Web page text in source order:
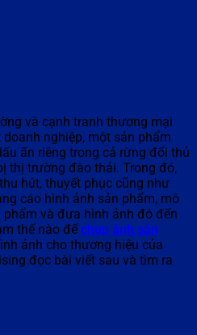
và cạnh tranh thương mại
nghiệp, một sản phẩm
ấn riêng trong cả rừng đổi thủ
thị trường đào thải. Trong đó,
hút, thuyết phục cũng như
cáo hình ảnh sản phẩm, mô
và đưa hình ảnh đó đến
thế nào để chụp ảnh sản
ảnh cho thương hiệu của
đọc bài viết sau và tìm ra